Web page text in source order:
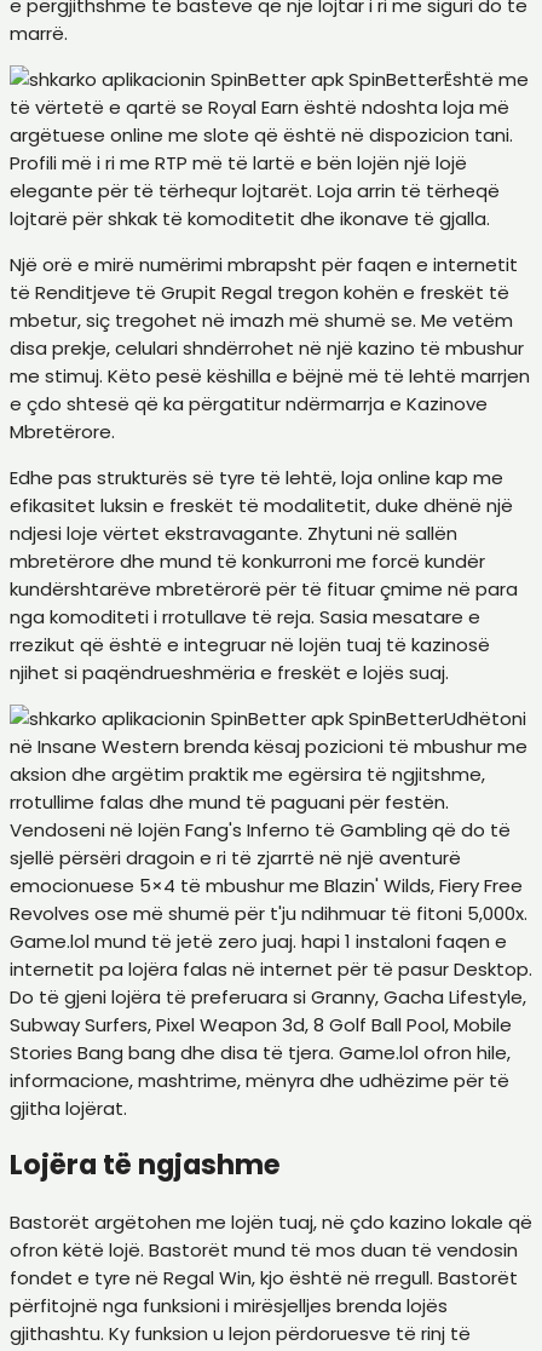
e përgjithshme të basteve që një lojtar i ri me siguri do të
marrë.
Është me
të vërtetë e qartë se Royal Earn është ndoshta loja më
argëtuese online me slote që është në dispozicion tani.
Profili më i ri me RTP më të lartë e bën lojën një lojë
elegante për të tërhequr lojtarët. Loja arrin të tërheqë
lojtarë për shkak të komoditetit dhe ikonave të gjalla.
Një orë e mirë numërimi mbrapsht për faqen e internetit
të Renditjeve të Grupit Regal tregon kohën e freskët të
mbetur, siç tregohet në imazh më shumë se. Me vetëm
disa prekje, celulari shndërrohet në një kazino të mbushur
me stimuj. Këto pesë këshilla e bëjnë më të lehtë marrjen
e çdo shtesë që ka përgatitur ndërmarrja e Kazinove
Mbretërore.
Edhe pas strukturës së tyre të lehtë, loja online kap me
efikasitet luksin e freskët të modalitetit, duke dhënë një
ndjesi loje vërtet ekstravagante. Zhytuni në sallën
mbretërore dhe mund të konkurroni me forcë kundër
kundërshtarëve mbretërorë për të fituar çmime në para
nga komoditeti i rrotullave të reja. Sasia mesatare e
rrezikut që është e integruar në lojën tuaj të kazinosë
njihet si paqëndrueshmëria e freskët e lojës suaj.
Udhëtoni
në Insane Western brenda kësaj pozicioni të mbushur me
aksion dhe argëtim praktik me egërsira të ngjitshme,
rrotullime falas dhe mund të paguani për festën.
Vendoseni në lojën Fang's Inferno të Gambling që do të
sjellë përsëri dragoin e ri të zjarrtë në një aventurë
emocionuese 5×4 të mbushur me Blazin' Wilds, Fiery Free
Revolves ose më shumë për t'ju ndihmuar të fitoni 5,000x.
Game.lol mund të jetë zero juaj. hapi 1 instaloni faqen e
internetit pa lojëra falas në internet për të pasur Desktop.
Do të gjeni lojëra të preferuara si Granny, Gacha Lifestyle,
Subway Surfers, Pixel Weapon 3d, 8 Golf Ball Pool, Mobile
Stories Bang bang dhe disa të tjera. Game.lol ofron hile,
informacione, mashtrime, mënyra dhe udhëzime për të
gjitha lojërat.
Lojëra të ngjashme
Bastorët argëtohen me lojën tuaj, në çdo kazino lokale që
ofron këtë lojë. Bastorët mund të mos duan të vendosin
fondet e tyre në Regal Win, kjo është në rregull. Bastorët
përfitojnë nga funksioni i mirësjelljes brenda lojës
gjithashtu. Ky funksion u lejon përdoruesve të rinj të